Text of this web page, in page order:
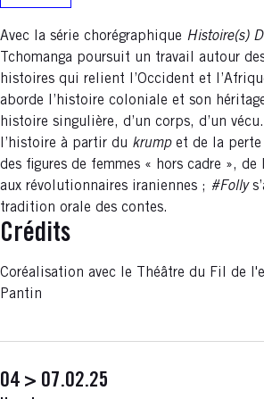
Avec la série chorégraphique Histoire(s)
Tchomanga poursuit un travail autour
histoires qui relient l’Occident et
aborde l’histoire coloniale et son
histoire singulière, d’un corps, d’un vécu.
l’histoire à partir du krump et de la perte
des figures de femmes « hors cadre »,
aux révolutionnaires iraniennes ; #Folly
tradition orale des contes.
Crédits
Coréalisation avec le Théâtre du Fil de
Pantin
04 > 07.02.25